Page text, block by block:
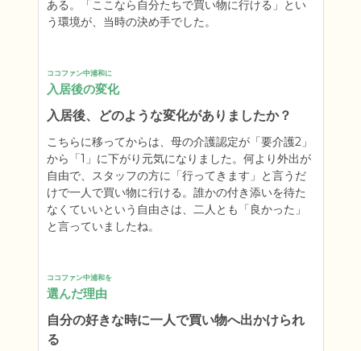
ある。「ここなら自分たちで買い物に行ける」とい
う環境が、当時の決め手でした。
ココファン中浦和に
入居後の変化
入居後、どのような変化がありましたか？
こちらに移ってからは、母の介護認定が「要介護2」
から「1」に下がり元気になりました。何より外出が
自由で、スタッフの方に「行ってきます」と言うだ
けで一人で買い物に行ける。誰かの付き添いを待た
なくていいという自由さは、二人とも「良かった」
と言っていましたね。
ココファン中浦和を
選んだ理由
自分の好きな時に一人で買い物へ出かけられ
る